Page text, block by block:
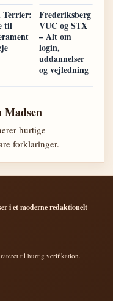
Terrier:
til
Frederiksberg
VUC og STX
– Alt om
login,
uddannelser
og vejledning
Madsen
hurtige
forklaringer.
i et moderne redaktionelt
til hurtig verifikation.